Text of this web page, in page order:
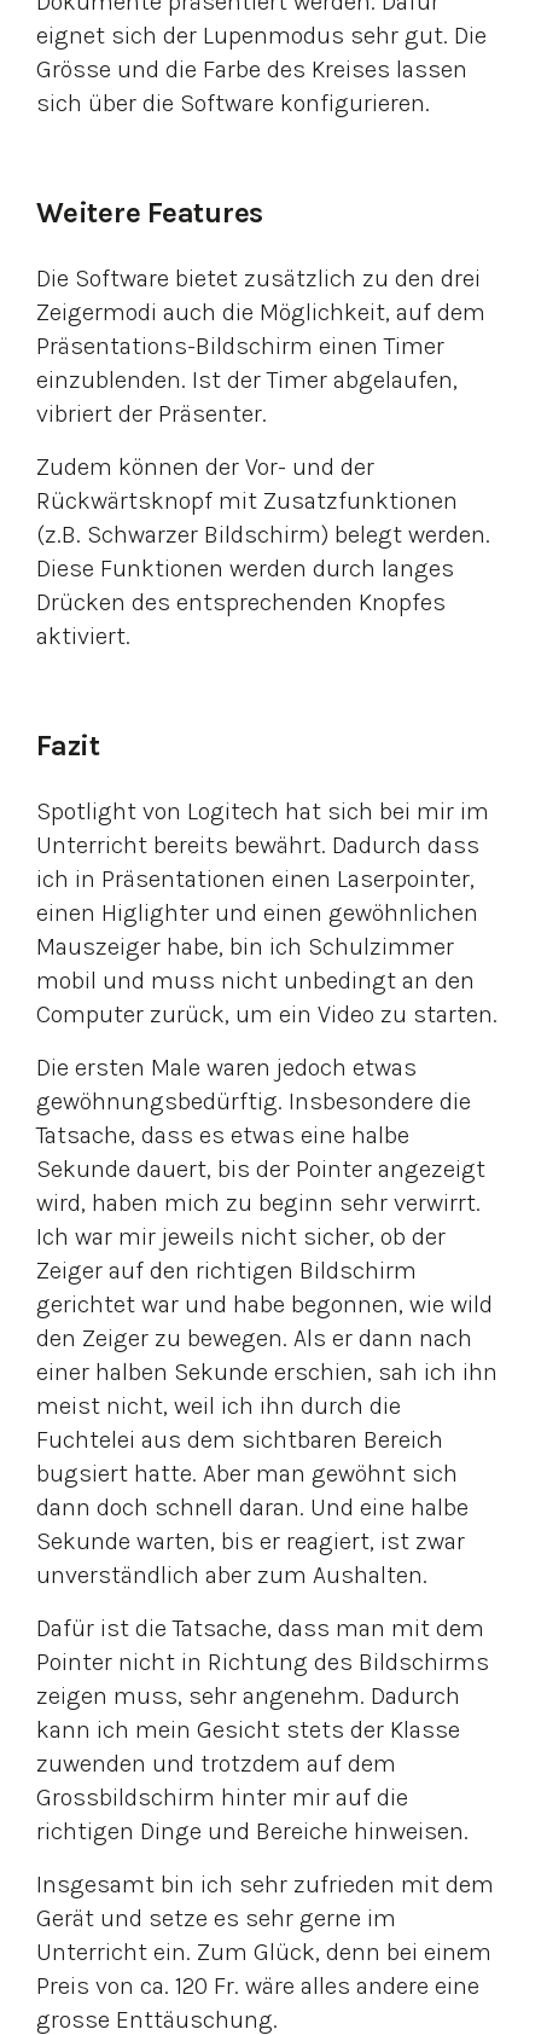
eignet sich der Lupenmodus sehr gut. Die
Grösse und die Farbe des Kreises lassen
sich über die Software konfigurieren.
Weitere Features
Die Software bietet zusätzlich zu den drei
Zeigermodi auch die Möglichkeit, auf dem
Präsentations-Bildschirm einen Timer
einzublenden. Ist der Timer abgelaufen,
vibriert der Präsenter.
Zudem können der Vor- und der
Rückwärtsknopf mit Zusatzfunktionen
(z.B. Schwarzer Bildschirm) belegt werden.
Diese Funktionen werden durch langes
Drücken des entsprechenden Knopfes
aktiviert.
Fazit
Spotlight von Logitech hat sich bei mir im
Unterricht bereits bewährt. Dadurch dass
ich in Präsentationen einen Laserpointer,
einen Higlighter und einen gewöhnlichen
Mauszeiger habe, bin ich Schulzimmer
mobil und muss nicht unbedingt an den
Computer zurück, um ein Video zu starten.
Die ersten Male waren jedoch etwas
gewöhnungsbedürftig. Insbesondere die
Tatsache, dass es etwas eine halbe
Sekunde dauert, bis der Pointer angezeigt
wird, haben mich zu beginn sehr verwirrt.
Ich war mir jeweils nicht sicher, ob der
Zeiger auf den richtigen Bildschirm
gerichtet war und habe begonnen, wie wild
den Zeiger zu bewegen. Als er dann nach
einer halben Sekunde erschien, sah ich ihn
meist nicht, weil ich ihn durch die
Fuchtelei aus dem sichtbaren Bereich
bugsiert hatte. Aber man gewöhnt sich
dann doch schnell daran. Und eine halbe
Sekunde warten, bis er reagiert, ist zwar
unverständlich aber zum Aushalten.
Dafür ist die Tatsache, dass man mit dem
Pointer nicht in Richtung des Bildschirms
zeigen muss, sehr angenehm. Dadurch
kann ich mein Gesicht stets der Klasse
zuwenden und trotzdem auf dem
Grossbildschirm hinter mir auf die
richtigen Dinge und Bereiche hinweisen.
Insgesamt bin ich sehr zufrieden mit dem
Gerät und setze es sehr gerne im
Unterricht ein. Zum Glück, denn bei einem
Preis von ca. 120 Fr. wäre alles andere eine
grosse Enttäuschung.